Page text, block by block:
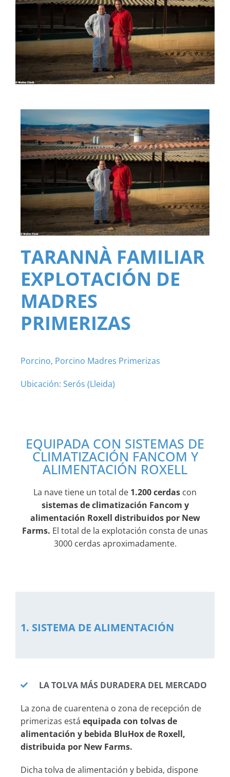
TARANNÀ FAMILIAR
EXPLOTACIÓN DE
MADRES
PRIMERIZAS
Porcino, Porcino Madres Primerizas
Ubicación: Serós (Lleida)
EQUIPADA CON SISTEMAS DE
CLIMATIZACIÓN FANCOM Y
ALIMENTACIÓN ROXELL
La nave tiene un total de 1.200 cerdas con
sistemas de climatización Fancom y
alimentación Roxell distribuidos por New
Farms. El total de la explotación consta de unas
3000 cerdas aproximadamente.
1. SISTEMA DE ALIMENTACIÓN
LA TOLVA MÁS DURADERA DEL MERCADO
La zona de cuarentena o zona de recepción de
primerizas está equipada con tolvas de
alimentación y bebida BluHox de Roxell,
distribuida por New Farms.
Dicha tolva de alimentación y bebida, dispone